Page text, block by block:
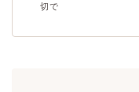
切で